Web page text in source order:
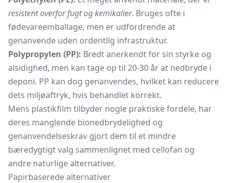
resistent overfor fugt og kemikalier. Bruges ofte i
fødevareemballage, men er udfordrende at
genanvende uden ordentlig infrastruktur.
Polypropylen (PP): Bredt anerkendt for sin styrke og
alsidighed, men kan tage op til 20-30 år at nedbryde i
deponi. PP kan dog genanvendes, hvilket kan reducere
dets miljøaftryk, hvis behandlet korrekt.
Mens plastikfilm tilbyder nogle praktiske fordele, har
deres manglende bionedbrydelighed og
genanvendelseskrav gjort dem til et mindre
bæredygtigt valg sammenlignet med cellofan og
andre naturlige alternativer.
Papirbaserede alternativer